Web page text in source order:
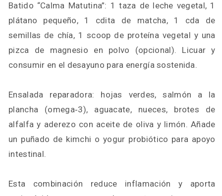
Batido “Calma Matutina”: 1 taza de leche vegetal, 1
plátano pequeño, 1 cdita de matcha, 1 cda de
semillas de chía, 1 scoop de proteína vegetal y una
pizca de magnesio en polvo (opcional). Licuar y
consumir en el desayuno para energía sostenida.
Ensalada reparadora: hojas verdes, salmón a la
plancha (omega‑3), aguacate, nueces, brotes de
alfalfa y aderezo con aceite de oliva y limón. Añade
un puñado de kimchi o yogur probiótico para apoyo
intestinal.
Esta combinación reduce inflamación y aporta